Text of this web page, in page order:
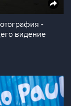
-
видение